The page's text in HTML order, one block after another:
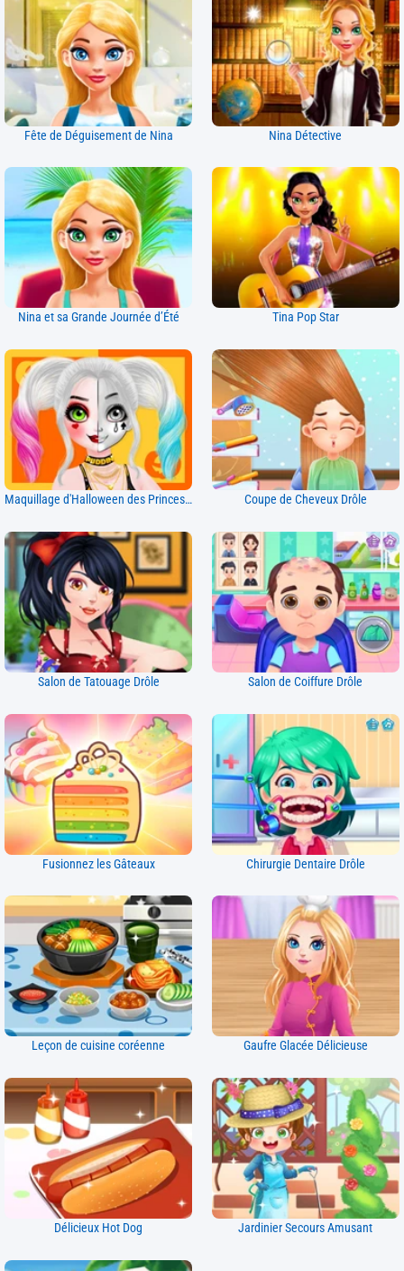
Fête de Déguisement de Nina Nina Détective
Nina et sa Grande Journée d’Été Tina Pop Star
Maquillage d'Halloween des Princesses Coupe de Cheveux Drôle
Salon de Tatouage Drôle Salon de Coiffure Drôle
Fusionnez les Gâteaux Chirurgie Dentaire Drôle
Leçon de cuisine coréenne Gaufre Glacée Délicieuse
Délicieux Hot Dog Jardinier Secours Amusant